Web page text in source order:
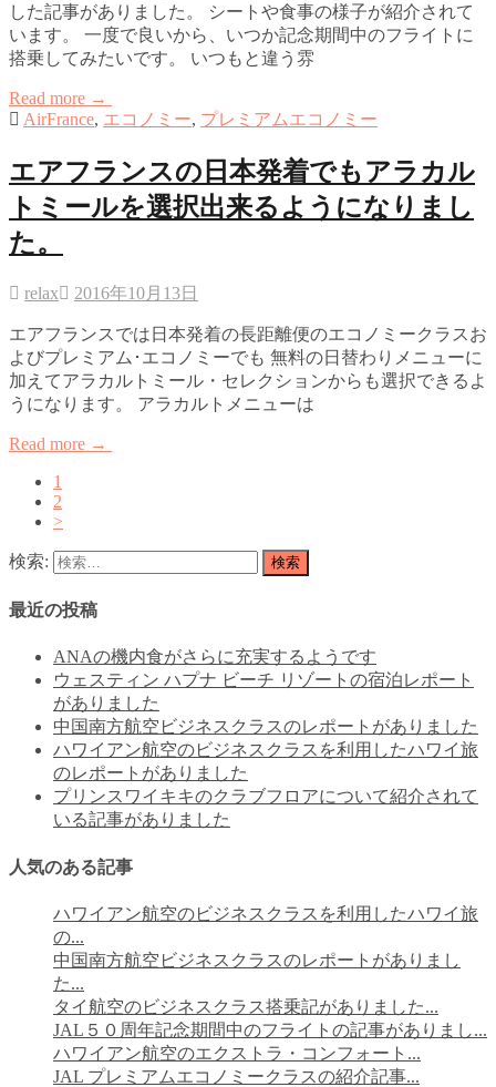
した記事がありました。 シートや食事の様子が紹介されて
います。 一度で良いから、いつか記念期間中のフライトに
搭乗してみたいです。 いつもと違う雰
Read more →
AirFrance, エコノミー, プレミアムエコノミー
エアフランスの日本発着でもアラカル
トミールを選択出来るようになりまし
た。
relax 2016年10月13日
エアフランスでは日本発着の長距離便のエコノミークラスお
よびプレミアム･エコノミーでも 無料の日替わりメニューに
加えてアラカルトミール・セレクションからも選択できるよ
うになります。 アラカルトメニューは
Read more →
1
2
>
検索:
最近の投稿
ANAの機内食がさらに充実するようです
ウェスティン ハプナ ビーチ リゾートの宿泊レポート
がありました
中国南方航空ビジネスクラスのレポートがありました
ハワイアン航空のビジネスクラスを利用したハワイ旅
のレポートがありました
プリンスワイキキのクラブフロアについて紹介されて
いる記事がありました
人気のある記事
ハワイアン航空のビジネスクラスを利用したハワイ旅
の...
中国南方航空ビジネスクラスのレポートがありまし
た...
タイ航空のビジネスクラス搭乗記がありました...
JAL５０周年記念期間中のフライトの記事がありまし...
ハワイアン航空のエクストラ・コンフォート...
JAL プレミアムエコノミークラスの紹介記事...